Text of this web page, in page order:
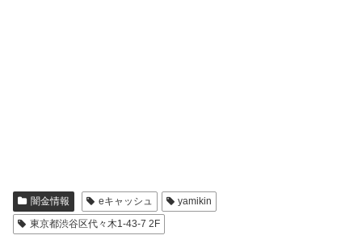
闇金情報 eキャッシュ
yamikin
東京都渋谷区代々木1-43-7 2F